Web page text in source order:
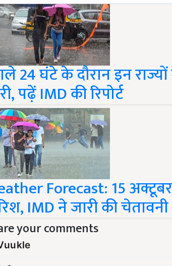
24 घंटे के दौरान इन
पढ़ें IMD की रिपोर्ट
Forecast: 15
IMD ने जारी की चेतावनी
your comments